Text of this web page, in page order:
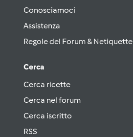
Conosciamoci
Assistenza
Regole del Forum & Netiquette
Cerca
Cerca ricette
Cerca nel forum
Cerca iscritto
RSS